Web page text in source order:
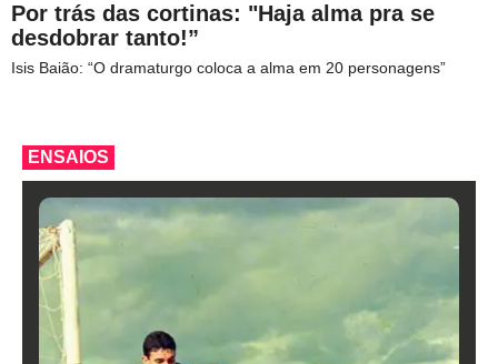
Por trás das cortinas: "Haja alma pra se
desdobrar tanto!”
Isis Baião: “O dramaturgo coloca a alma em 20 personagens”
ENSAIOS